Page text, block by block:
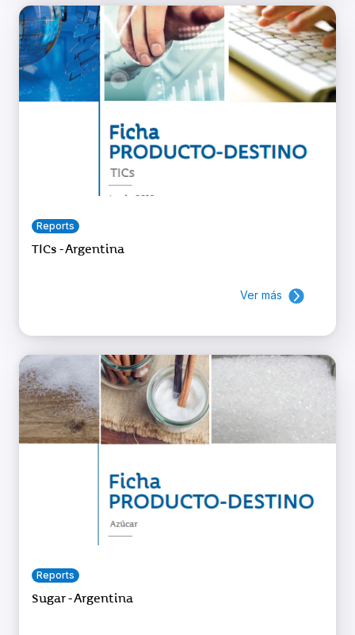
Reports
TICs - Argentina
Ver más
Reports
Sugar - Argentina